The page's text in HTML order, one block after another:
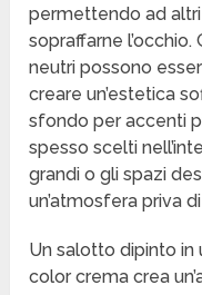
permettendo ad
sopraffarne
neutri possono
creare un’estetica
sfondo per accenti
spesso scelti
grandi o gli spazi
un’atmosfera priva
Un salotto dipinto in
color crema crea